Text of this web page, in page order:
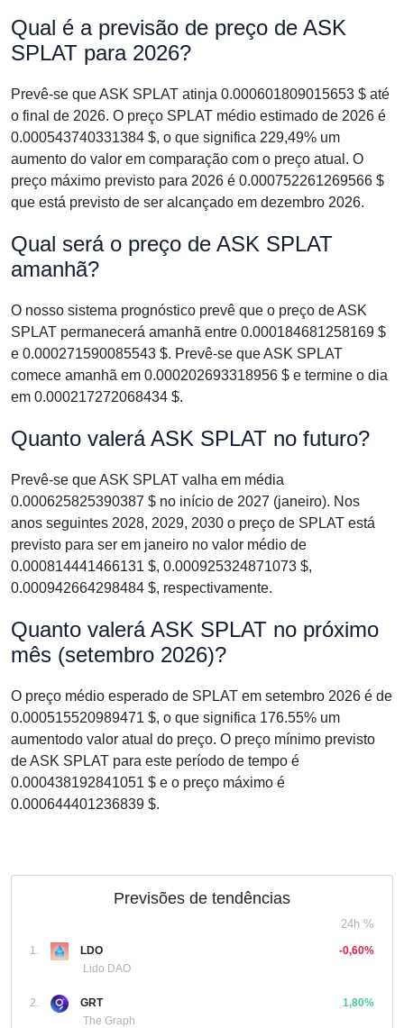
Qual é a previsão de preço de ASK
SPLAT para 2026?
Prevê-se que ASK SPLAT atinja 0.000601809015653 $ até
o final de 2026. O preço SPLAT médio estimado de 2026 é
0.000543740331384 $, o que significa 229,49% um
aumento do valor em comparação com o preço atual. O
preço máximo previsto para 2026 é 0.000752261269566 $
que está previsto de ser alcançado em dezembro 2026.
Qual será o preço de ASK SPLAT
amanhã?
O nosso sistema prognóstico prevê que o preço de ASK
SPLAT permanecerá amanhã entre 0.000184681258169 $
e 0.000271590085543 $. Prevê-se que ASK SPLAT
comece amanhã em 0.000202693318956 $ e termine o dia
em 0.000217272068434 $.
Quanto valerá ASK SPLAT no futuro?
Prevê-se que ASK SPLAT valha em média
0.000625825390387 $ no início de 2027 (janeiro). Nos
anos seguintes 2028, 2029, 2030 o preço de SPLAT está
previsto para ser em janeiro no valor médio de
0.000814441466131 $, 0.000925324871073 $,
0.000942664298484 $, respectivamente.
Quanto valerá ASK SPLAT no próximo
mês (setembro 2026)?
O preço médio esperado de SPLAT em setembro 2026 é de
0.000515520989471 $, o que significa 176.55% um
aumentodo valor atual do preço. O preço mínimo previsto
de ASK SPLAT para este período de tempo é
0.000438192841051 $ e o preço máximo é
0.000644401236839 $.
Previsões de tendências
24h %
1.
LDO
Lido DAO
-0,60%
2.
GRT
The Graph
1,80%